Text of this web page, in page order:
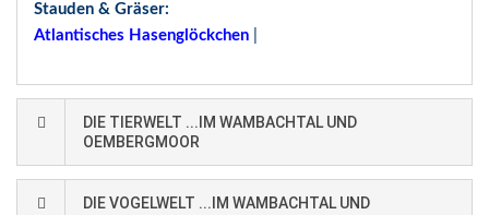
Stauden & Gräser:
Atlantisches Hasenglöckchen
DIE TIERWELT ...IM WAMBACHTAL UND
OEMBERGMOOR
DIE VOGELWELT ...IM WAMBACHTAL UND